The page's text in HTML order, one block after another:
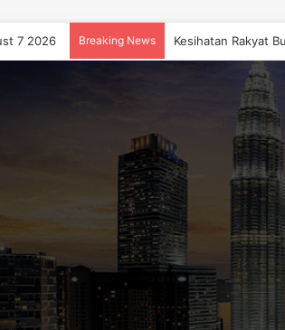
7 2026 Breaking News Kesihatan Rakyat